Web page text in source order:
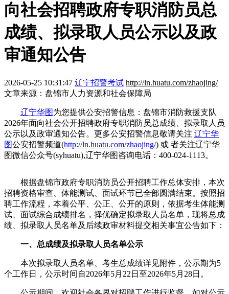
向社会招聘政府专职消防员总
成绩、拟录取人员公示以及政
审通知公告
2026-05-25 10:31:47 辽宁招警考试 http://ln.huatu.com/zhaojing/
文章来源：盘锦市人力资源和社会保障局
辽宁华图为您提供公安招警信息：盘锦市消防救援支队
2026年面向社会公开招聘政府专职消防员总成绩、拟录取人员
公示以及政审通知公告。更多公安招警信息敬请关注 辽宁华
图公安招警频道(http://ln.huatu.com/zhaojing/) 或 者关注辽宁华
图微信公众号(syhuatu),辽宁华图咨询电话：400-024-1113。
根据盘锦市政府专职消防员公开招聘工作总体安排，本次
招聘资格审查、体能测试、面试环节已全部圆满结束。按照招
聘工作流程，本着公平、公正、公开的原则，依据考生体能测
试、面试综合成绩排名，择优确定拟录取人员名单，现将总成
绩、拟录取人员名单及后续政审材料提交相关事宜公告如下：
一、总成绩及拟录取人员名单公示
本次拟录取人员名单、考生总成绩详见附件，公示期为5
个工作日，公示时间自2026年5月22日至2026年5月28日。